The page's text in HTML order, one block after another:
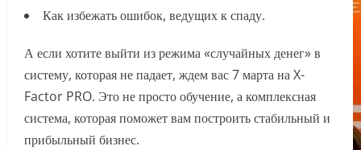
Как избежать ошибок, ведущих к спаду.
А если хотите выйти из режима «случайных денег» в
систему, которая не падает, ждем вас 7 марта на X-
Factor PRO. Это не просто обучение, а комплексная
система, которая поможет вам построить стабильный и
прибыльный бизнес.